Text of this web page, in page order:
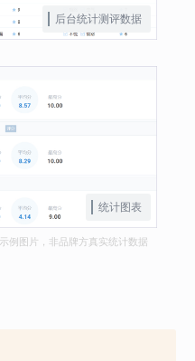
后台统计测评数据
统计图表
例图片，非品牌方真实统计数据